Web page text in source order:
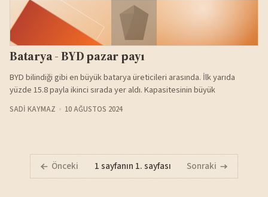
Batarya - BYD pazar payı
BYD bilindiği gibi en büyük batarya üreticileri arasında. İlk yarıda
yüzde 15.8 payla ikinci sırada yer aldı. Kapasitesinin büyük
SADI KAYMAZ 10 AĞUSTOS 2024
Önceki 1 sayfanın 1. sayfası Sonraki